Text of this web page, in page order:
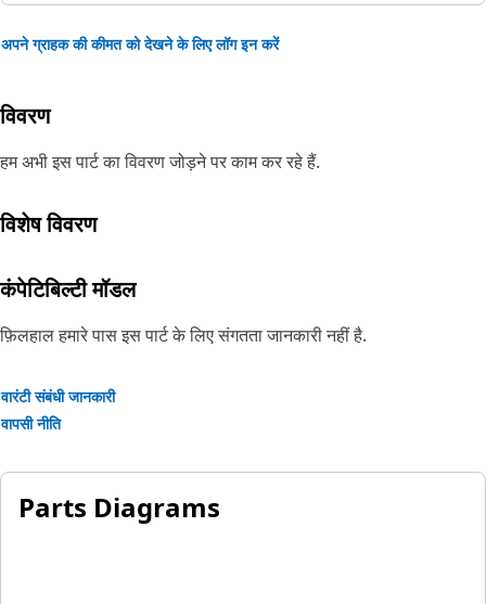
अपने ग्राहक की कीमत को देखने के लिए लॉग इन करें
विवरण
हम अभी इस पार्ट का विवरण जोड़ने पर काम कर रहे हैं.
विशेष विवरण
कंपेटिबिल्टी मॉडल
फ़िलहाल हमारे पास इस पार्ट के लिए संगतता जानकारी नहीं है.
वारंटी संबंधी जानकारी
वापसी नीति
Parts Diagrams